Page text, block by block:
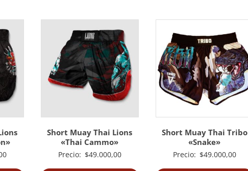
Short Muay Thai Lions
«Thai Cammo»
Precio: $49.000,00
Short Muay Thai Tribo
«Snake»
Precio: $49.000,00